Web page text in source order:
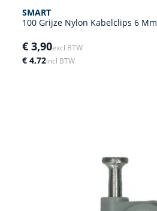
SMART
100 Grijze Nylon Kabelclips 6 Mm
€ 3,90excl BTW
€ 4,72incl BTW